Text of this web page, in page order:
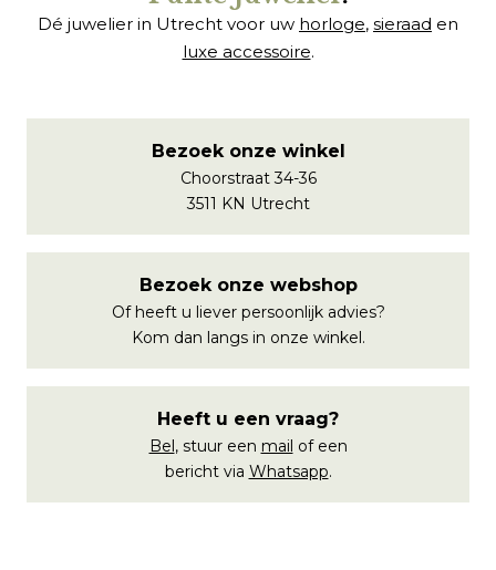
Dé juwelier in Utrecht voor uw horloge, sieraad en
luxe accessoire.
Bezoek onze winkel
Choorstraat 34-36
3511 KN Utrecht
Bezoek onze webshop
Of heeft u liever persoonlijk advies?
Kom dan langs in onze winkel.
Heeft u een vraag?
Bel, stuur een mail of een
bericht via Whatsapp.